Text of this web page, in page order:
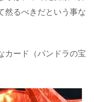
然るべきだという事な
カード（パンドラの宝